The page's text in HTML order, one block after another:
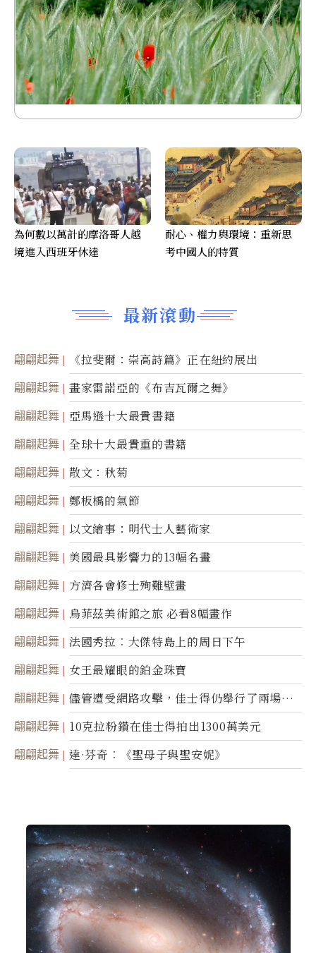
最新滾動
翩翩起舞 《拉斐爾：崇高詩篇》正在紐約展出
翩翩起舞 畫家雷諾亞的《布吉瓦爾之舞》
翩翩起舞 亞馬遜十大最貴書籍
翩翩起舞 全球十大最貴重的書籍
翩翩起舞 散文：秋菊
翩翩起舞 鄭板橋的氣節
翩翩起舞 以文繪事：明代士人藝術家
翩翩起舞 美國最具影響力的13幅名畫
翩翩起舞 方濟各會修士殉難壁畫
翩翩起舞 烏菲茲美術館之旅 必看8幅畫作
翩翩起舞 法國秀拉︰大傑特島上的周日下午
翩翩起舞 女王最耀眼的鉑金珠寶
翩翩起舞
儘管遭受網路攻擊，佳士得仍舉行了兩場拍
賣
翩翩起舞 10克拉粉鑽在佳士得拍出1300萬美元
翩翩起舞 達·芬奇︰《聖母子與聖安妮》
為何數以萬計的摩洛哥人越
境進入西班牙休達
耐心、權力與環境：重新思
考中國人的特質